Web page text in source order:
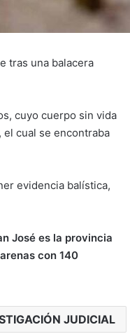
tras una balacera
cuyo cuerpo sin vida
cual se encontraba
evidencia balística,
José es la provincia
con 140
JUDICIAL